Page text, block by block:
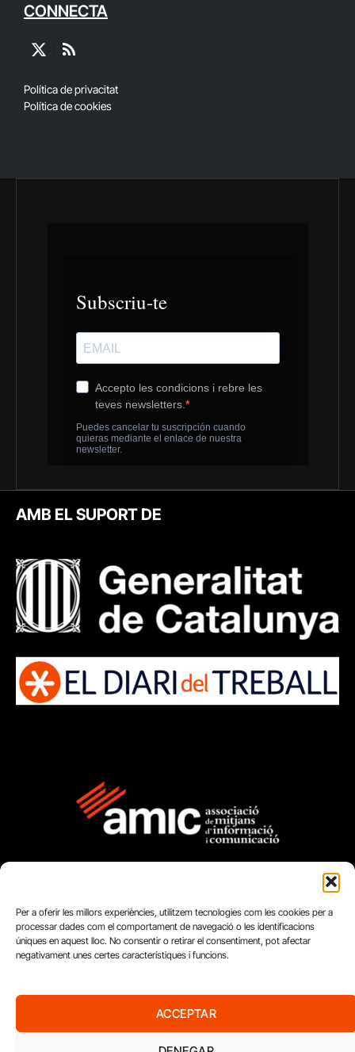
Per a oferir les millors experiències, utilitzem tecnologies com les cookies per a
processar dades com el comportament de navegació o les identificacions
úniques en aquest lloc. No consentir o retirar el consentiment, pot afectar
negativament unes certes característiques i funcions.
ACCEPTAR
CONNECTA
X
RSS
Política de privacitat
Política de cookies
AMB EL SUPORT DE
FUNDACIÓ
PLURAL